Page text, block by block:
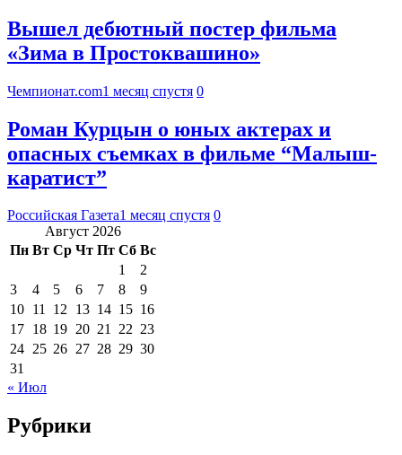
Вышел дебютный постер фильма
«Зима в Простоквашино»
Чемпионат.com1 месяц спустя 0
Роман Курцын о юных актерах и
опасных съемках в фильме “Малыш-
каратист”
Российская Газета1 месяц спустя 0
Август 2026
Пн Вт Ср Чт Пт Сб Вс
1
2
3
4 5 6 7 8
9
10 11 12 13 14 15 16
17 18 19 20 21 22 23
24 25 26 27 28 29 30
31
« Июл
Рубрики